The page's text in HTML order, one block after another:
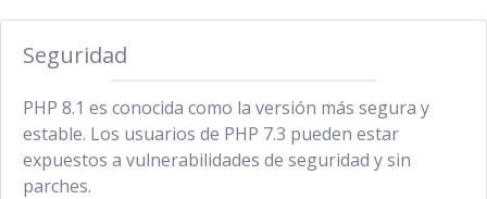
Seguridad
PHP 8.1 es conocida como la versión más segura y
estable. Los usuarios de PHP 7.3 pueden estar
expuestos a vulnerabilidades de seguridad y sin
parches.